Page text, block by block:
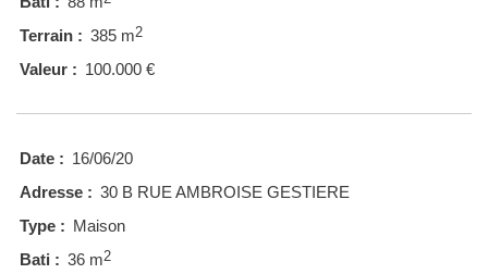
Terrain : 385 m2
Valeur : 100.000 €
Date : 16/06/20
Adresse : 30 B RUE AMBROISE GESTIERE
Type : Maison
Bati : 36 m2